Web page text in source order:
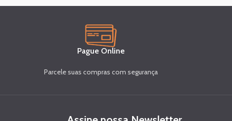
Pague Online
Parcele suas compras com segurança